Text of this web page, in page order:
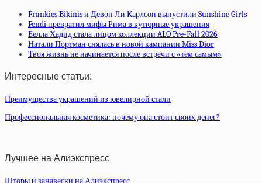
Frankies Bikinis и Девон Ли Карлсон выпустили Sunshine Girls
Fendi превратил мифы Рима в кутюрные украшения
Белла Хадид стала лицом коллекции ALO Pre-Fall 2026
Натали Портман снялась в новой кампании Miss Dior
Твоя жизнь не начинается после встречи с «тем самым»
Интересные статьи:
Преимущества украшений из ювелирной стали
Профессиональная косметика: почему она стоит своих денег?
Лучшее на Алиэкспресс
Шторы и занавески на Алиэкспресс